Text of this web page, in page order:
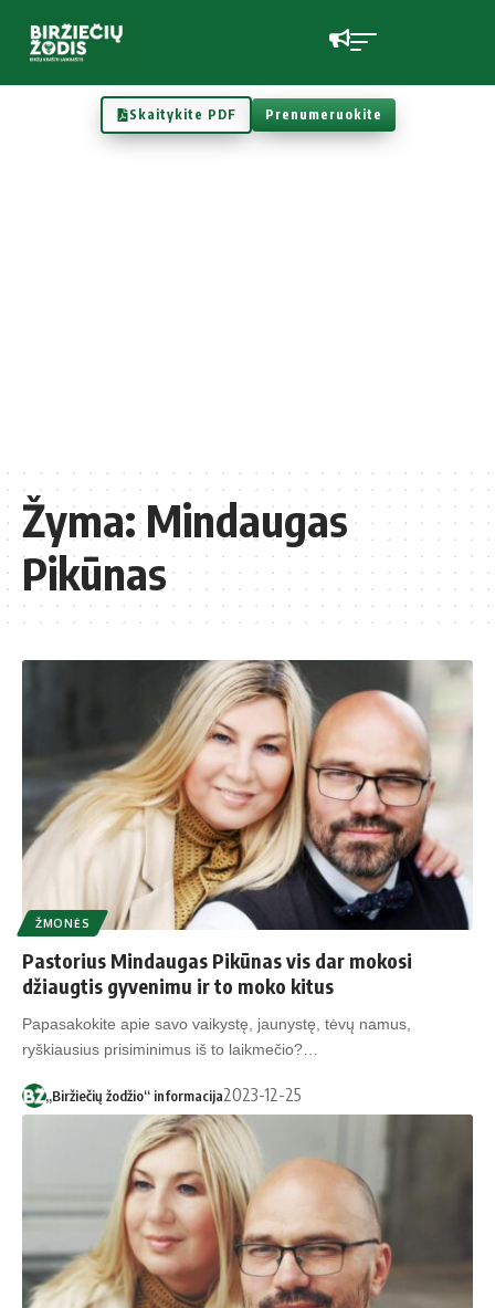
Skaitykite PDF Prenumeruokite
Žyma:Mindaugas
Pikūnas
ŽMONĖS
Pastorius Mindaugas Pikūnas vis dar mokosi
džiaugtis gyvenimu ir to moko kitus
Papasakokite apie savo vaikystę, jaunystę, tėvų namus,
ryškiausius prisiminimus iš to laikmečio?…
„Biržiečių žodžio“ informacija2023-12-25